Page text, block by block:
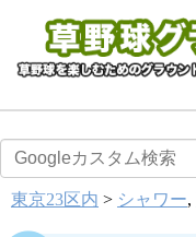
東京23区内 > シャワー,